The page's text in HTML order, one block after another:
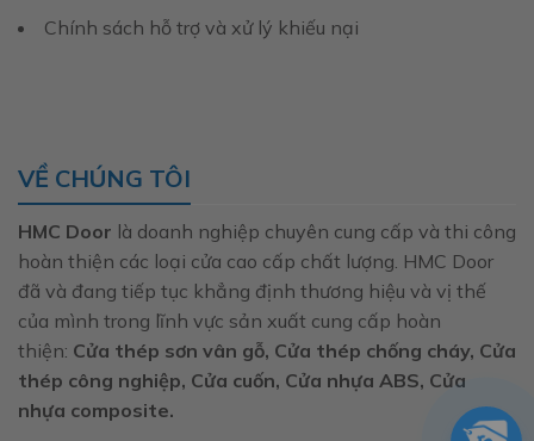
Chính sách hỗ trợ và xử lý khiếu nại
VỀ CHÚNG TÔI
HMC Door là doanh nghiệp chuyên cung cấp và thi công
hoàn thiện các loại cửa cao cấp chất lượng. HMC Door
đã và đang tiếp tục khẳng định thương hiệu và vị thế
của mình trong lĩnh vực sản xuất cung cấp hoàn
thiện: Cửa thép sơn vân gỗ, Cửa thép chống cháy, Cửa
thép công nghiệp, Cửa cuốn, Cửa nhựa ABS, Cửa
nhựa composite.